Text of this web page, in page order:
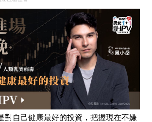
對自己健康最好的投資，把握現在不嫌